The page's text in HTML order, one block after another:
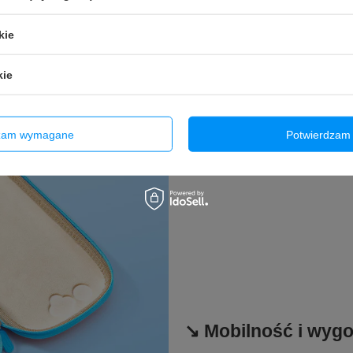
↘️ Mobilność i
wymagane